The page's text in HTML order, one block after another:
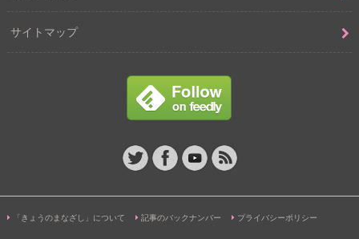
サイトマップ
「きょうのまなざし」について 記事のバックナンバー プライバシーポリシー